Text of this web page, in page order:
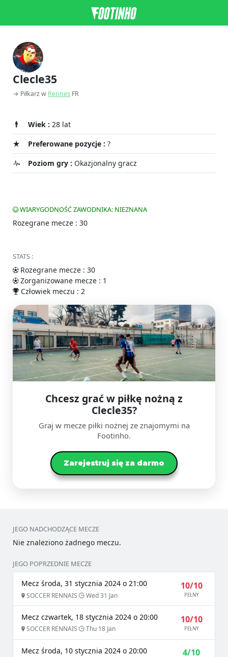
Clecle35
→ Piłkarz w Rennes FR
Wiek : 28 lat
Preferowane pozycje : ?
Poziom gry : Okazjonalny gracz
WIARYGODNOŚĆ ZAWODNIKA: NIEZNANA
Rozegrane mecze : 30
STATS :
Rozegrane mecze : 30
Zorganizowane mecze : 1
Człowiek meczu : 2
Chcesz grać w piłkę nożną z
Clecle35?
Graj w mecze piłki nożnej ze znajomymi na
Footinho.
Zarejestruj się za darmo
JEGO NADCHODZĄCE MECZE
Nie znaleziono żadnego meczu.
JEGO POPRZEDNIE MECZE
Mecz środa, 31 stycznia 2024 o 21:00
SOCCER RENNAIS Wed 31 Jan
10/10
PEŁNY
Mecz czwartek, 18 stycznia 2024 o 20:00
SOCCER RENNAIS Thu 18 Jan
10/10
PEŁNY
Mecz środa, 10 stycznia 2024 o 20:00 4/10